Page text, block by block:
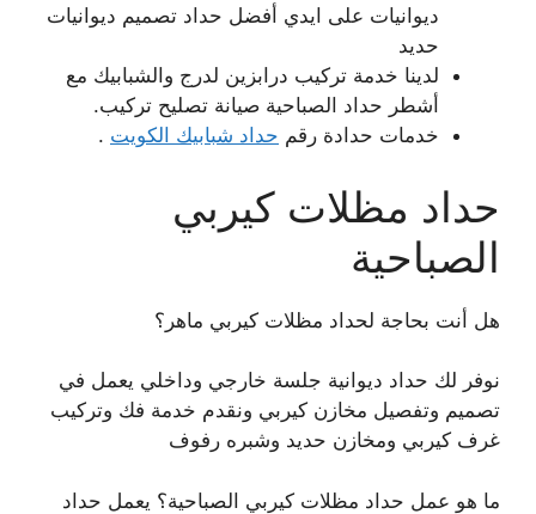
ديوانيات على ايدي أفضل حداد تصميم ديوانيات
حديد
لدينا خدمة تركيب درابزين لدرج والشبابيك مع
أشطر حداد الصباحية صيانة تصليح تركيب.
خدمات حدادة رقم حداد شبابيك الكويت .
حداد مظلات كيربي
الصباحية
هل أنت بحاجة لحداد مظلات كيربي ماهر؟
نوفر لك حداد ديوانية جلسة خارجي وداخلي يعمل في
تصميم وتفصيل مخازن كيربي ونقدم خدمة فك وتركيب
غرف كيربي ومخازن حديد وشبره رفوف
ما هو عمل حداد مظلات كيربي الصباحية؟ يعمل حداد